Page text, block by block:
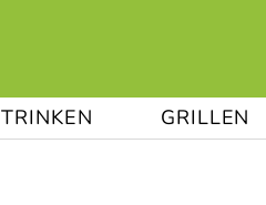
TRINKEN GRILLEN